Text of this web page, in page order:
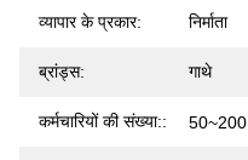
व्यापार के प्रकार: निर्माता
ब्रांड्स: गाथे
कर्मचारियों की संख्या:: 50~200